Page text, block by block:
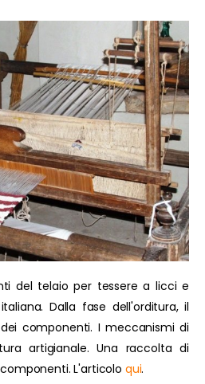
del telaio per tessere a licci e
Dalla fase dell'orditura, il
componenti. I meccanismi di
artigianale. Una raccolta di
L'articolo qui.